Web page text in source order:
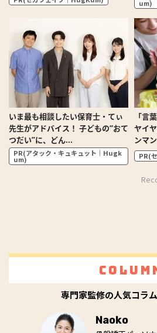
um)
いま最も相談したい保育士・てぃ
先生がアドバイス！ 子どもの“おて
つだい”に、どん...
PR(アタック・キュキュット｜Hugk
um)
「言
ヤイ
ンマ
PR(
専門家監修の人気コラ
Naoko